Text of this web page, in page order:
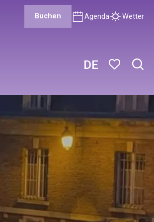
DE
Buchen Agenda Wetter